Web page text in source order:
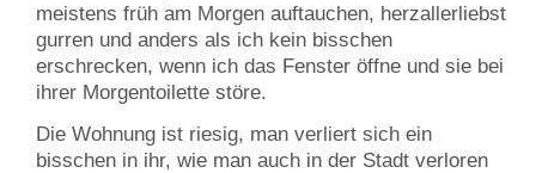
meistens früh am Morgen auftauchen, herzallerliebst
gurren und anders als ich kein bisschen
erschrecken, wenn ich das Fenster öffne und sie bei
ihrer Morgentoilette störe.
Die Wohnung ist riesig, man verliert sich ein
bisschen in ihr, wie man auch in der Stadt verloren